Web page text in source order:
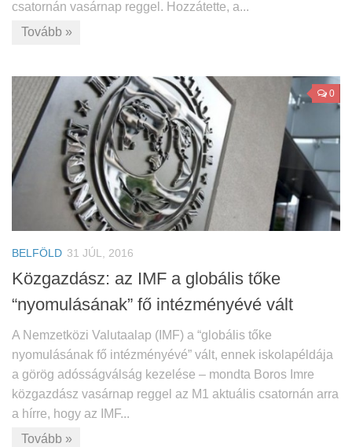
csatornán vasárnap reggel. Hozzátette, a...
Tovább »
0
BELFÖLD 31 JÚL, 2016
Közgazdász: az IMF a globális tőke
“nyomulásának” fő intézményévé vált
A Nemzetközi Valutaalap (IMF) a “globális tőke
nyomulásának fő intézményévé” vált, ennek iskolapéldája
a görög adósságválság kezelése – mondta Boros Imre
közgazdász vasárnap reggel az M1 aktuális csatornán arra
a hírre, hogy az IMF...
Tovább »